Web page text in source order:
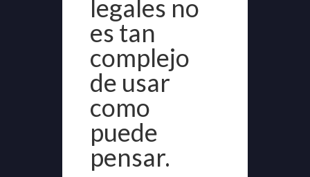
legales no
es tan
complejo
de usar
como
puede
pensar.